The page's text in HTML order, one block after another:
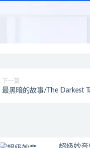
下一篇
最黑暗的故事/The Darkest